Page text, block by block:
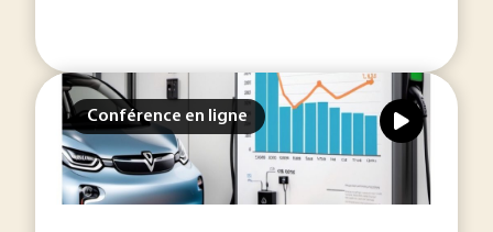
Conférence en ligne